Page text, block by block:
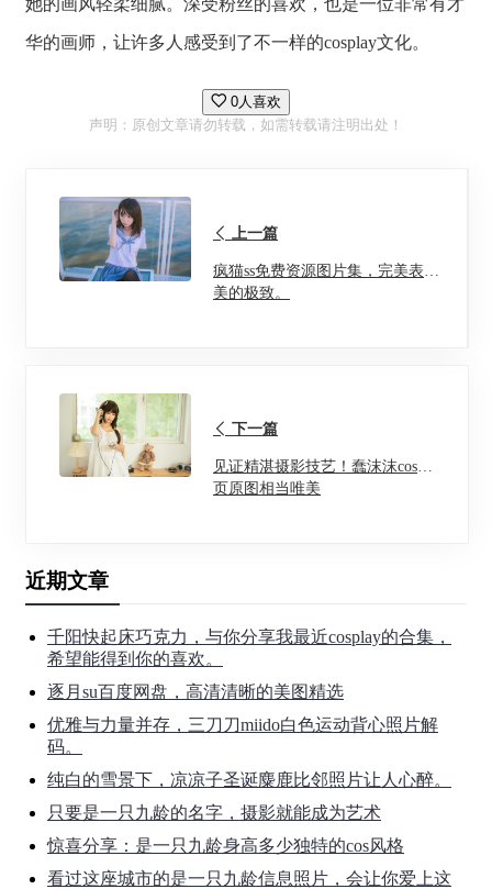
她的画风轻柔细腻。深受粉丝的喜欢，也是一位非常有才
华的画师，让许多人感受到了不一样的cosplay文化。
0人喜欢
声明：原创文章请勿转载，如需转载请注明出处！
上一篇
疯猫ss免费资源图片集，完美表达
美的极致。
下一篇
见证精湛摄影技艺！蠢沫沫cos首
页原图相当唯美
近期文章
千阳快起床巧克力，与你分享我最近cosplay的合集，
希望能得到你的喜欢。
逐月su百度网盘，高清清晰的美图精选
优雅与力量并存，三刀刀miido白色运动背心照片解
码。
纯白的雪景下，凉凉子圣诞麋鹿比邻照片让人心醉。
只要是一只九龄的名字，摄影就能成为艺术
惊喜分享：是一只九龄身高多少独特的cos风格
看过这座城市的是一只九龄信息照片，会让你爱上这